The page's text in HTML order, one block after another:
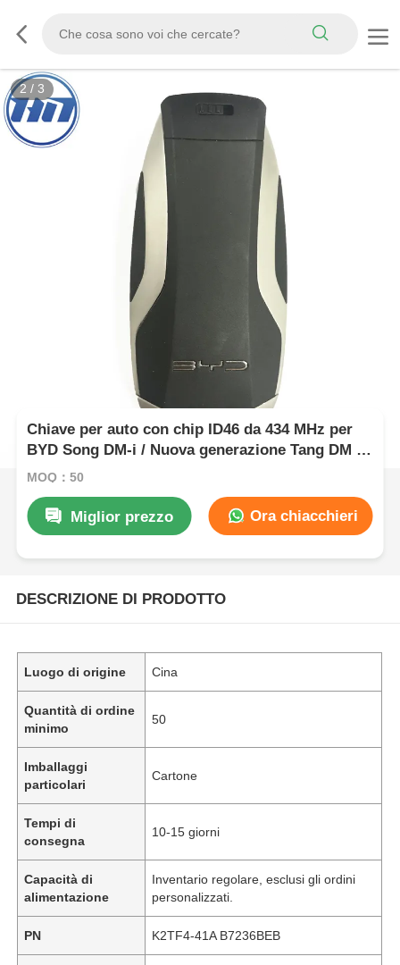
2 / 3
Chiave per auto con chip ID46 da 434 MHz per
BYD Song DM-i / Nuova generazione Tang DM I /
Seconda generazione Song Pro
MOQ：50
Miglior prezzo Ora chiacchieri
DESCRIZIONE DI PRODOTTO
Luogo di origine Cina
Quantità di ordine
minimo
50
Imballaggi
particolari
Cartone
Tempi di
consegna
10-15 giorni
Capacità di
alimentazione
Inventario regolare, esclusi gli ordini
personalizzati.
PN K2TF4-41A B7236BEB